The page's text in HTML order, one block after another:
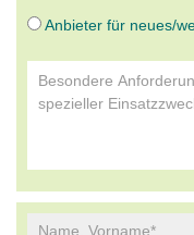
Anbieter für neues/